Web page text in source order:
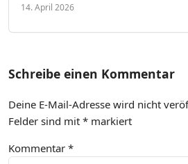
14. April 2026
Schreibe einen Kommentar
Deine E-Mail-Adresse wird nicht
Felder sind mit * markiert
Kommentar *